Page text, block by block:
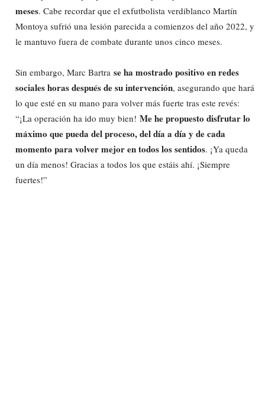
meses. Cabe recordar que el exfutbolista verdiblanco Martín
Montoya sufrió una lesión parecida a comienzos del año 2022, y
le mantuvo fuera de combate durante unos cinco meses.
Sin embargo, Marc Bartra se ha mostrado positivo en redes
sociales horas después de su intervención, asegurando que hará
lo que esté en su mano para volver más fuerte tras este revés:
“¡La operación ha ido muy bien! Me he propuesto disfrutar lo
máximo que pueda del proceso, del día a día y de cada
momento para volver mejor en todos los sentidos. ¡Ya queda
un día menos! Gracias a todos los que estáis ahí. ¡Siempre
fuertes!”